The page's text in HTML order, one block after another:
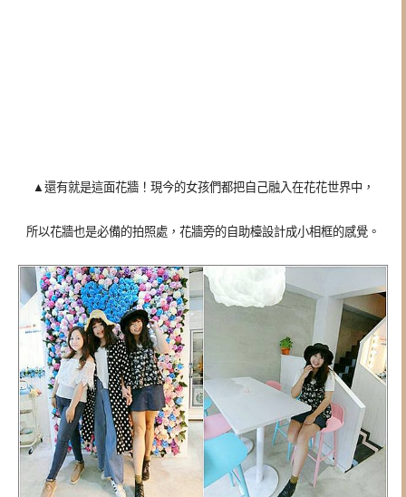
▲ 還有就是這面花牆！現今的女孩們都把自己融入在花花世界中，
所以花牆也是必備的拍照處，花牆旁的自助檯設計成小相框的感覺。